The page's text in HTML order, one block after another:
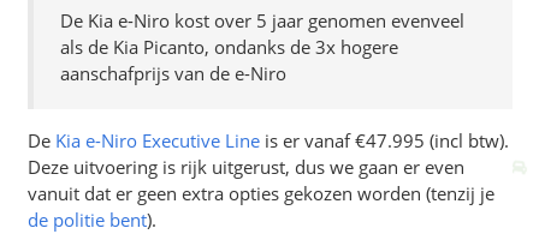
De Kia e-Niro kost over 5 jaar genomen evenveel
als de Kia Picanto, ondanks de 3x hogere
aanschafprijs van de e-Niro
De Kia e-Niro Executive Lineis er vanaf €47.995 (incl btw).
Deze uitvoering is rijk uitgerust, dus we gaan er even
vanuit dat er geen extra opties gekozen worden (tenzij je
de politie bent).